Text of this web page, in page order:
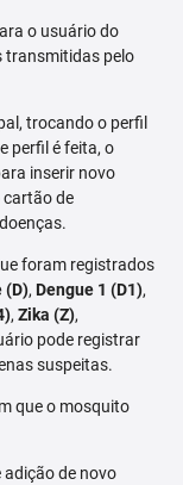
o usuário do
transmitidas pelo
trocando o perfil
perfil é feita, o
inserir novo
cartão de
foram registrados
(D), Dengue 1 (D1),
, Zika (Z),
pode registrar
suspeitas.
que o mosquito
de novo